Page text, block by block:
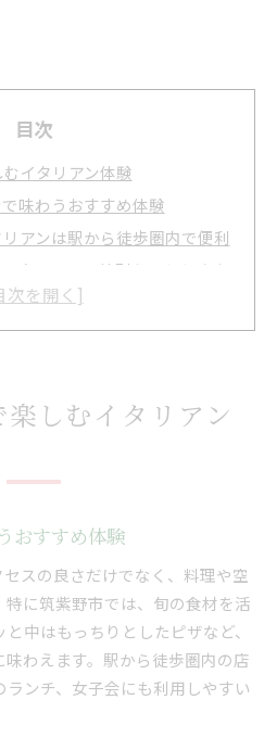
目次
イタリアン体験
味わうおすすめ体験
アンは駅から徒歩圏内で便利
イタリアンで特別なひとときを
びに役立つポイント解説
ンの魅力を駅近から発見
な駅近イタリアンの魅力比較
で叶える特別な女子会プラン
アンなら女子会も盛り上がる
イタリアンランチの選び方
近イタリアンランチの魅力
は駅近で気軽に堪能しよう
タリアンランチを駅近で発見
ンチのおすすめポイント紹介
しむイタリアン
おすすめ体験
スの良さだけでなく、料理や空
に筑紫野市では、旬の食材を活
中はもっちりとしたピザなど、
わえます。駅から徒歩圏内の店
ンチ、女子会にも利用しやすい